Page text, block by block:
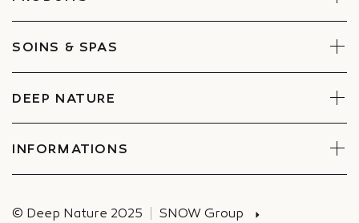
Visage
Corps
Coffrets
SOINS & SPAS
Réserver un soin
Trouver un Spa
DEEP NATURE
Engagements
Espace entreprises et CE
INFORMATIONS
Recrutement
© Deep Nature 2025
SNOW Group